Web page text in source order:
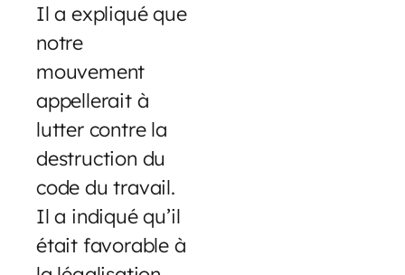
Il a expliqué que
notre
mouvement
appellerait à
lutter contre la
destruction du
code du travail.
Il a indiqué qu’il
était favorable à